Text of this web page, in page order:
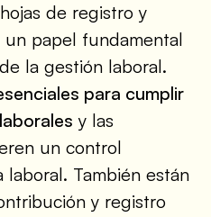
de registro y
papel fundamental
la gestión laboral.
para cumplir
y las
un control
También están
y registro